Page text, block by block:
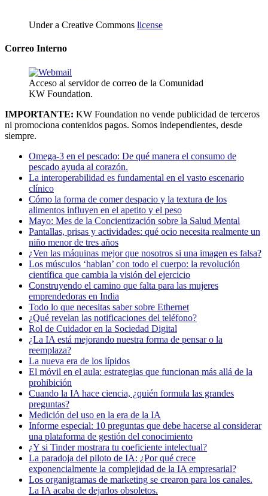
Under a Creative Commons license
Correo Interno
Acceso al servidor de correo de la Comunidad
KW Foundation.
IMPORTANTE: KW Foundation no vende publicidad de terceros
ni promociona contenidos pagos. Somos independientes, desde
siempre.
Omega-3 en el pescado: De qué manera el consumo de
pescado ayuda al corazón.
La interoperabilidad es fundamental en el vasto escenario
clínico
Cómo la forma de comer despacio y la textura de los
alimentos influyen en el apetito y el peso
Mayo: Mes de la Concientización sobre la Salud Mental
Pantallas, prisas y actividades: qué ocio necesita realmente un
niño menor de tres años
¿Ven las máquinas mejor que nosotros si una imagen es falsa?
Los músculos ‘hablan’ con todo el cuerpo: la revolución
científica que cambia la visión del ejercicio
Construyendo el camino que falta para las mujeres
emprendedoras en India
Todo lo que necesitas saber sobre Ethernet
¿Qué revelan las notificaciones del teléfono?
Rol de Cuidador en la Sociedad Digital
¿La IA está mejorando nuestra forma de pensar o la
reemplaza?
La nueva era de los lípidos
El móvil en el aula: estrategias que funcionan más allá de la
prohibición
Cuando la IA hace ciencia, ¿quién formula las grandes
preguntas?
Medición del uso en la era de la IA
Informe especial: 10 preguntas que debe hacerse al considerar
una plataforma de gestión del conocimiento
¿Y si Tinder mostrara tu coeficiente intelectual?
La paradoja del piloto de IA: ¿Por qué crece
exponencialmente la complejidad de la IA empresarial?
Los organigramas de marketing se crearon para los canales.
La IA acaba de dejarlos obsoletos.